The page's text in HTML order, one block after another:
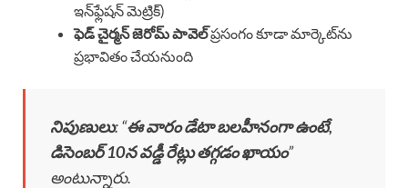
ఇన్‌ఫ్లేషన్ మెట్రిక్)
ఫెడ్ చైర్మన్ జెరోమ్ పావెల్ప్రసంగం కూడా మార్కెట్‌ను
ప్రభావితం చేయనుంది
నిపుణులు: “ఈ వారం డేటా బలహీనంగా ఉంటే,
డిసెంబర్ 10న వడ్డీ రేట్లు తగ్గడం ఖాయం”
అంటున్నారు.